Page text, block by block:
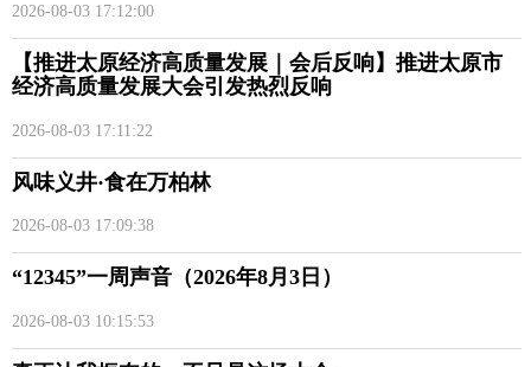
经济
生活 健康 房产 汽车
PC版
2026-08-03 17:12:00
【推进太原经济高质量发展｜会后反响】推进太原市
经济高质量发展大会引发热烈反响
2026-08-03 17:11:22
风味义井·食在万柏林
2026-08-03 17:09:38
“12345”一周声音（2026年8月3日）
2026-08-03 10:15:53